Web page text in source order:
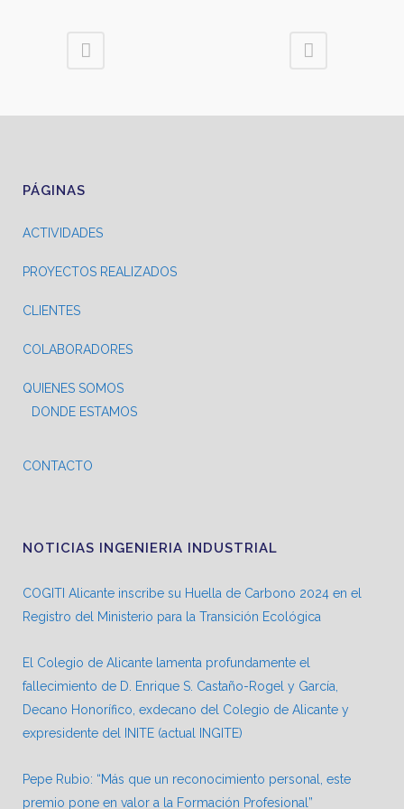
PÁGINAS
ACTIVIDADES
PROYECTOS REALIZADOS
CLIENTES
COLABORADORES
QUIENES SOMOS
DONDE ESTAMOS
CONTACTO
NOTICIAS INGENIERIA INDUSTRIAL
COGITI Alicante inscribe su Huella de Carbono 2024 en el
Registro del Ministerio para la Transición Ecológica
El Colegio de Alicante lamenta profundamente el
fallecimiento de D. Enrique S. Castaño-Rogel y García,
Decano Honorífico, exdecano del Colegio de Alicante y
expresidente del INITE (actual INGITE)
Pepe Rubio: “Más que un reconocimiento personal, este
premio pone en valor a la Formación Profesional”